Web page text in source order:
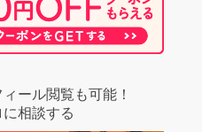
ール閲覧も可能！
相談する